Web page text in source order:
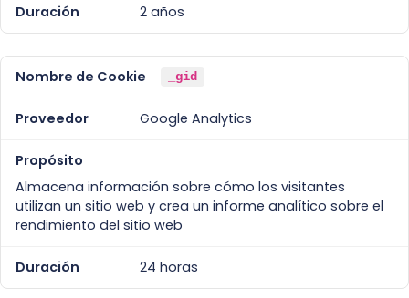
2 años
_gid
Google Analytics
Almacena información sobre cómo los visitantes
utilizan un sitio web y crea un informe analítico sobre el
rendimiento del sitio web
24 horas